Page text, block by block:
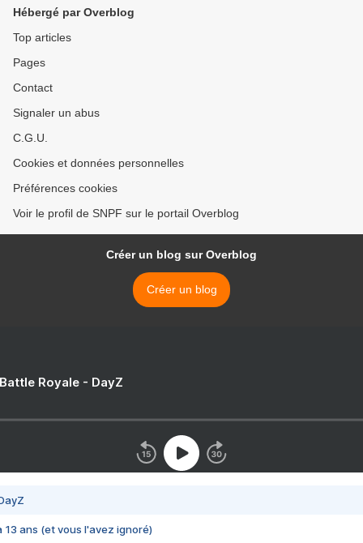
en permanence à
disposition de l'employeur
Hébergé par Overblog
Top articles
Pages
Contact
Signaler un abus
C.G.U.
Cookies et données personnelles
Préférences cookies
Voir le profil de SNPF sur le portail Overblog
Créer un blog sur Overblog
Créer un blog
Royale - DayZ
13 ans (et vous l'avez ignoré)